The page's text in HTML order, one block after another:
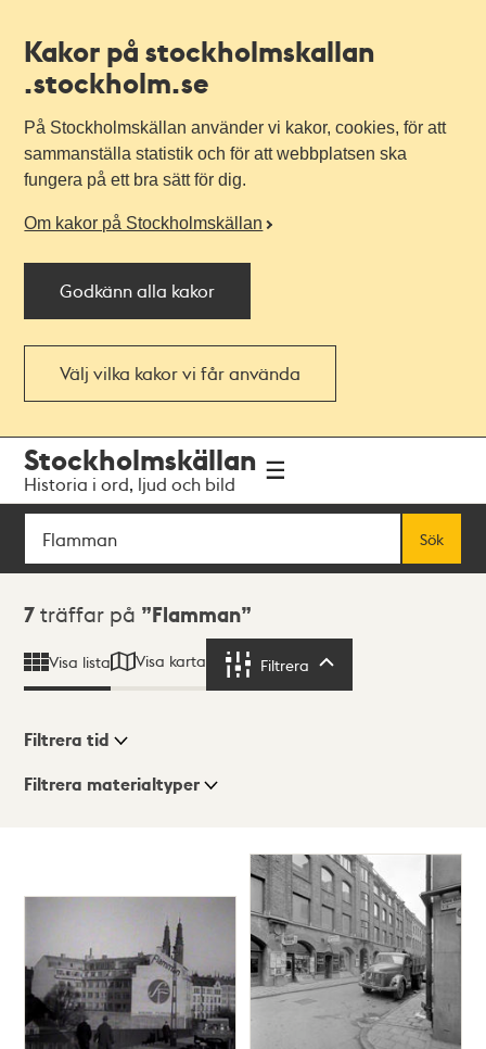
Kakor på stockholmskallan
.stockholm.se
På Stockholmskällan använder vi kakor, cookies, för att
sammanställa statistik och för att webbplatsen ska
fungera på ett bra sätt för dig.
Om kakor på Stockholmskällan
Godkänn alla kakor
Välj vilka kakor vi får använda
navigationen
huvudinnehållet
Stockholmskällan
Historia i ord, ljud och bild
Sök
Sök
Sökresultat
7 träffar på Flamman
Visa lista Visa karta Filtrera
Visningsläge
Filtrera tid
Filtrera materialtyper